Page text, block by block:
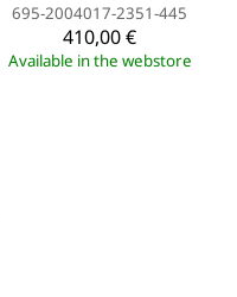
695-2004017-2351-445
410,00 €
Available in the webstore